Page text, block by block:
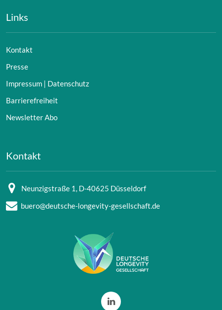
Links
Kontakt
Presse
Impressum | Datenschutz
Barrierefreiheit
Newsletter Abo
Kontakt
Neunzigstraße 1, D-40625 Düsseldorf
buero@deutsche-longevity-gesellschaft.de